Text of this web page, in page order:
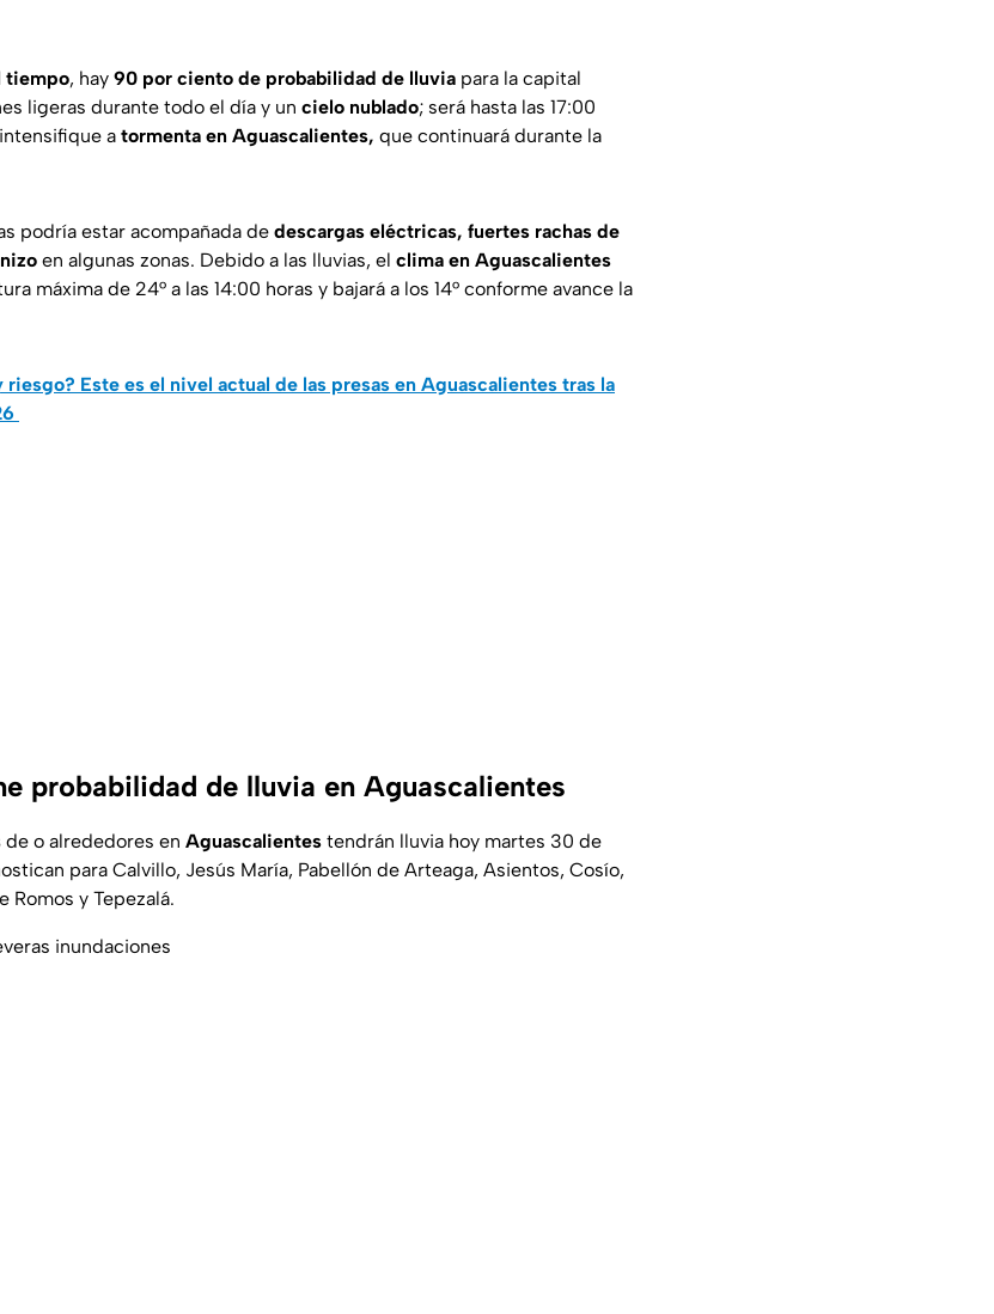
tiempo, hay 90 por ciento de probabilidad de lluvia para la capital
ligeras durante todo el día y un cielo nublado; será hasta las 17:00
a tormenta en Aguascalientes, que continuará durante la
podría estar acompañada de descargas eléctricas, fuertes rachas de
en algunas zonas. Debido a las lluvias, el clima en Aguascalientes
máxima de 24° a las 14:00 horas y bajará a los 14° conforme avance la
riesgo? Este es el nivel actual de las presas en Aguascalientes tras la
probabilidad de lluvia en Aguascalientes
de o alrededores en Aguascalientes tendrán lluvia hoy martes 30 de
para Calvillo, Jesús María, Pabellón de Arteaga, Asientos, Cosío,
Romos y Tepezalá.
inundaciones